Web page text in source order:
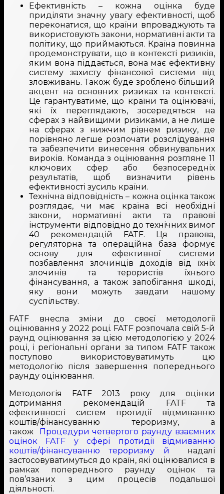
Ефективність – кожна оцінка буде
приділяти значну увагу ефективності, щоб
переконатися, що країни впроваджують та
використовують закони, нормативні акти та
політику, що приймаються. Країна повинна
продемонструвати, що в контексті ризиків,
яким вона піддається, вона має ефективну
систему захисту фінансової системи від
зловживань. Також буде зроблено більший
акцент на основних ризиках та контексті.
Це гарантуватиме, що країни та оцінювачі,
які їх переглядають, зосередяться на
сферах з найвищими ризиками, а не лише
на сферах з нижчим рівнем ризику, де
порівняно легше розпочати розслідування
та забезпечити винесення обвинувальних
вироків. Команда з оцінювання розгляне 11
ключових сфер або безпосередніх
результатів, щоб визначити рівень
ефективності зусиль країни.
Технічна відповідність – кожна оцінка також
розглядає, чи має країна всі необхідні
закони, нормативні акти та правові
інструменти відповідно до технічних вимог
40 рекомендацій FATF. Ця правова,
регуляторна та операційна база формує
основу для ефективної системи
позбавлення злочинців доходів від їхніх
злочинів та терористів їхнього
фінансування, а також запобігання шкоді,
яку вони можуть завдати нашому
суспільству.
FATF внесла зміни до своєї методології
оцінювання у 2022 році. FATF розпочала свій 5-й
раунд оцінювання за цією методологією у 2024
році, і регіональні органи за типом FATF також
поступово використовуватимуть цю
методологію після завершення попереднього
раунду оцінювання.
Методологія FATF 2013 року для оцінки
дотримання рекомендацій FATF та
ефективності систем протидії відмиванню
коштів/фінансуванню тероризму, а
також Процедури четвертого раунду взаємних
оцінок FATF у сфері протидії відмиванню
коштів/фінансуванню тероризму й
надалі
застосовуватимуться до країн, які оцінювалися в
рамках попереднього раунду оцінок та
пов’язаних з цим процесів подальшої
діяльності.